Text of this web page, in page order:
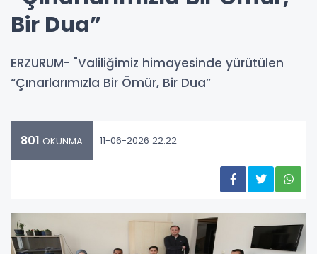
Bir Dua”
ERZURUM- "Valiliğimiz himayesinde yürütülen
“Çınarlarımızla Bir Ömür, Bir Dua”
801 OKUNMA 11-06-2026 22:22